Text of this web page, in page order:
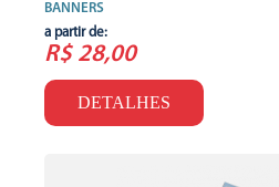
BANNERS
a partir de:
R$ 28,00
DETALHES